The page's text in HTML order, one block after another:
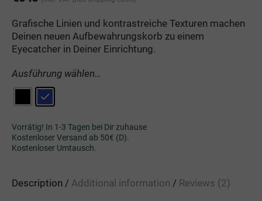
Grafische Linien und kontrastreiche Texturen machen
Deinen neuen Aufbewahrungskorb zu einem
Eyecatcher in Deiner Einrichtung.
Ausführung wählen…
Vorrätig! In 1-3 Tagen bei Dir zuhause
Kostenloser Versand ab 50€ (D).
Kostenloser Umtausch.
Description Additional information Reviews (2)